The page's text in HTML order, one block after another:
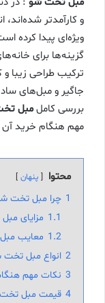
و کارآمدتر
ویژه‌ای پیدا کرده
گزینه‌ها برای
ترکیب طراحی زیبا
جاگیر و مبل‌های
بررسی کاملمبل
مهم هنگام خرید آن
محتوا پنهان
1 چرا مبل تخت
1.1 مزایای
1.2 معایب
2 انواع مبل
3 نکات مهم
4 قیمت مبل